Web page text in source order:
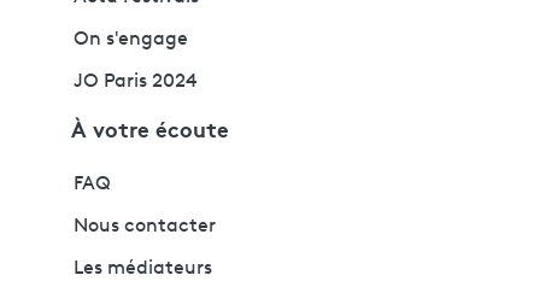
On s'engage
JO Paris 2024
À votre écoute
FAQ
Nous contacter
Les médiateurs